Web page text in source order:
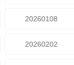
20260108
20260202